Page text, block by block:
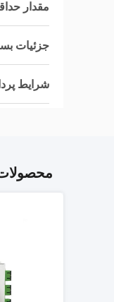
مقدار
جزئیات
شرایط